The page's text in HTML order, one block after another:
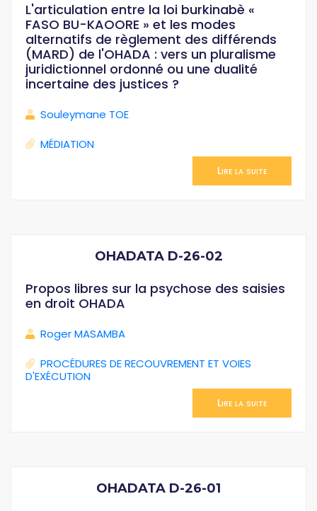
L'articulation entre la loi burkinabè «
FASO BU-KAOORE » et les modes
alternatifs de règlement des différends
(MARD) de l'OHADA : vers un pluralisme
juridictionnel ordonné ou une dualité
incertaine des justices ?
Souleymane TOE
MÉDIATION
Lire la suite
OHADATA D-26-02
Propos libres sur la psychose des saisies
en droit OHADA
Roger MASAMBA
PROCÉDURES DE RECOUVREMENT ET VOIES
D'EXÉCUTION
Lire la suite
OHADATA D-26-01